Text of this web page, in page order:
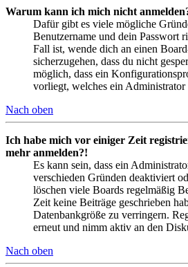
Warum kann ich mich nicht
Dafür gibt es viele mögliche
Benutzername und dein Passwort
Fall ist, wende dich an einen
sicherzugehen, dass du nicht
möglich, dass ein
vorliegt, welches ein Administrator
Nach oben
Ich habe mich vor einiger Zeit
mehr anmelden?!
Es kann sein, dass ein
verschieden Gründen deaktiviert
löschen viele Boards regelmäßig
Zeit keine Beiträge geschrieben
Datenbankgröße zu verringern.
erneut und nimm aktiv an den
Nach oben